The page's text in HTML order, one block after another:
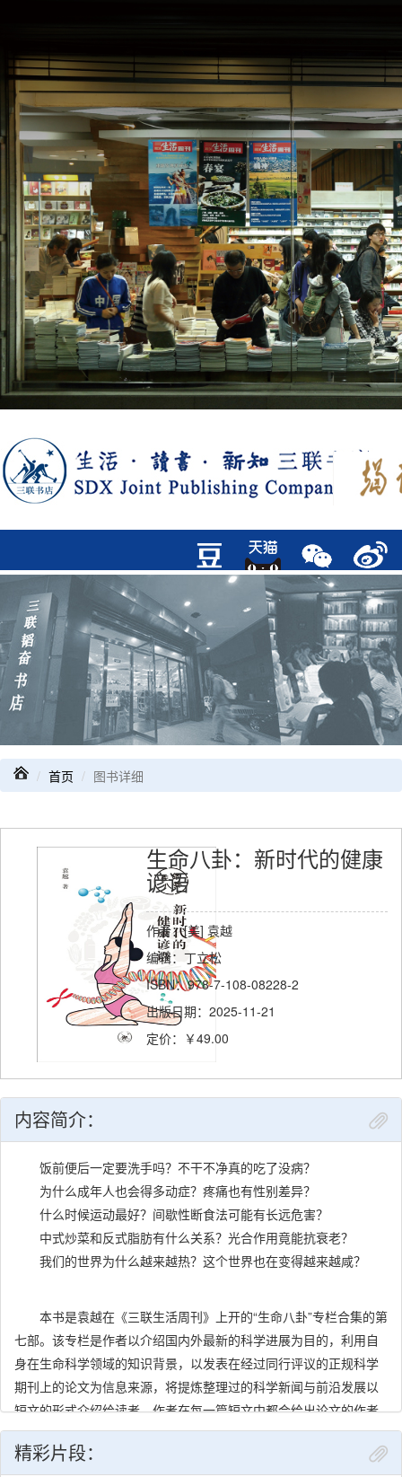
首页 图书详细
生命八卦：新时代的健康
谚语
作者：[美] 袁越
编辑：丁立松
ISBN：978-7-108-08228-2
出版日期：2025-11-21
定价：￥49.00
内容简介：
饭前便后一定要洗手吗？不干不净真的吃了没病？
为什么成年人也会得多动症？疼痛也有性别差异？
什么时候运动最好？间歇性断食法可能有长远危害？
中式炒菜和反式脂肪有什么关系？光合作用竟能抗衰老？
我们的世界为什么越来越热？这个世界也在变得越来越咸？
本书是袁越在《三联生活周刊》上开的“生命八卦”专栏合集的第
七部。该专栏是作者以介绍国内外最新的科学进展为目的，利用自
身在生命科学领域的知识背景，以发表在经过同行评议的正规科学
期刊上的论文为信息来源，将提炼整理过的科学新闻与前沿发展以
短文的形式介绍给读者。作者在每一篇短文中都会给出论文的作者
与发表期刊名称，一方面证明知识信息来源可靠，另一方面也供感
兴趣的读者继续查询。
精彩片段：